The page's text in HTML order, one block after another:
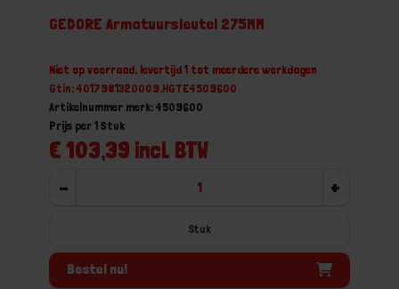
GEDORE Armatuursleutel 275MM
Niet op voorraad, levertijd 1 tot meerdere werkdagen
Gtin: 4017981320009,HGTE4509600
Artikelnummer merk: 4509600
€ 103,39 incl. BTW
Prijs per 1 Stuk
- +
Stuk
Bestel nu!